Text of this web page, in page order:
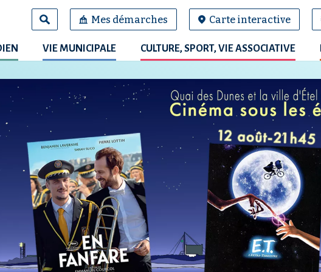
Mes démarches Carte interactive
VIE MUNICIPALE CULTURE, SPORT, VIE ASSOCIATIVE